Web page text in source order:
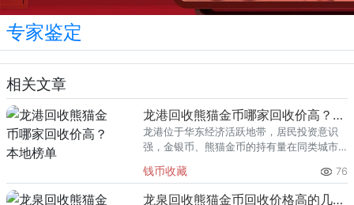
专家鉴定
相关文章
龙港回收熊猫金币哪家回收价高？本地榜单
龙港位于华东经济活跃地带，居民投资意识
强，金银币、熊猫金币的持有量在同类城市
熊猫金币的需求就明显升温，但鱼龙混杂的
回收渠道里，能精准识别版别溢
钱币收藏 76
龙泉回收熊猫金币回收价格高的几家推荐